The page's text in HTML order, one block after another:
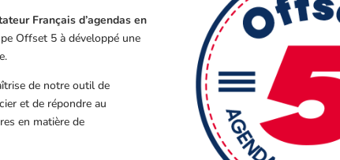
Français d’agendas en
Offset 5 à développé une
de notre outil de
et de répondre au
en matière de